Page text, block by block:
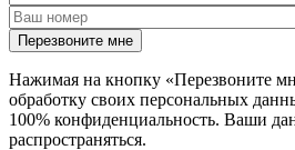
Нажимая на кнопку «Перезвоните
обработку своих персональных
100% конфиденциальность. Ваши
распространяться.